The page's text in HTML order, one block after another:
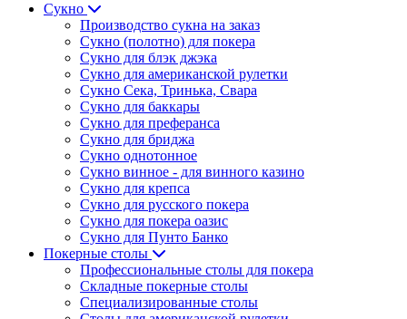
Сукно
Производство сукна на заказ
Сукно (полотно) для покера
Сукно для блэк джэка
Сукно для американской рулетки
Сукно Сека, Тринька, Свара
Сукно для баккары
Сукно для преферанса
Сукно для бриджа
Сукно однотонное
Сукно винное - для винного казино
Сукно для крепса
Сукно для русского покера
Сукно для покера оазис
Сукно для Пунто Банко
Покерные столы
Профессиональные столы для покера
Складные покерные столы
Специализированные столы